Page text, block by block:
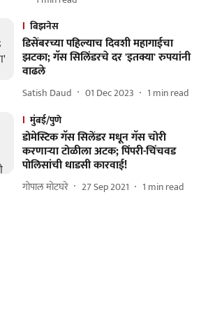
बिझनेस
डिसेंबरच्या पहिल्याच दिवशी महागाईचा
झटका; गॅस सिलिंडरचे दर 'इतक्या' रुपयांनी
वाढले
Satish Daud 01 Dec 2023 1 min read
मुंबई/पुणे
डोमेस्टिक गॅस सिलेंडर मधून गॅस चोरी
करणाऱ्या टोळीला अटक; पिंपरी-चिंचवड
पोलिसांची धाडसी कारवाई!
गोपाल मोटघरे 27 Sep 2021 1 min read